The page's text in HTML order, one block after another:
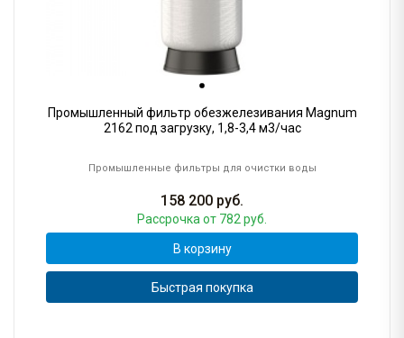
Промышленный фильтр обезжелезивания Magnum
2162 под загрузку, 1,8-3,4 м3/час
Промышленные фильтры для очистки воды
158 200 руб.
Рассрочкаот 782 руб.
В корзину
Быстрая покупка